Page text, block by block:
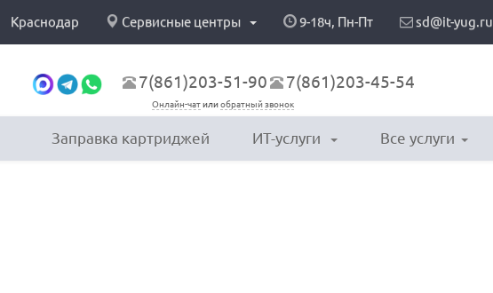
Краснодар Сервисные центры 9-18ч, Пн-Пт sd@it-yug.ru
7(861)203-51-90 7(861)203-45-54
Онлайн-чатилиобратный звонок
Заправка картриджей ИТ-услуги Все услуги